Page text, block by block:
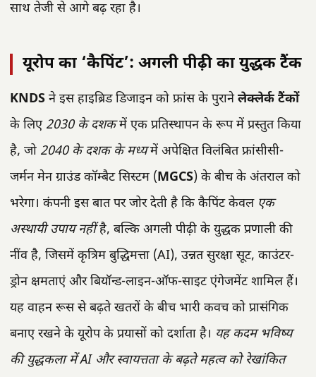
साथ तेजी से आगे बढ़ रहा है।
यूरोप का ‘कैपिंट’: अगली पीढ़ी का युद्धक टैंक
KNDS ने इस हाइब्रिड डिजाइन को फ्रांस के पुरानेलेक्लेर्क टैंकों
के लिए 2030 के दशकमें एक प्रतिस्थापन के रूप में प्रस्तुत किया
है, जो 2040 के दशक के मध्यमें अपेक्षित विलंबित फ्रांसीसी-
जर्मन मेन ग्राउंड कॉम्बैट सिस्टम (MGCS) के बीच के अंतराल को
भरेगा। कंपनी इस बात पर जोर देती है कि कैपिंट केवल एक
अस्थायी उपाय नहींहै, बल्कि अगली पीढ़ी के युद्धक प्रणाली की
नींव है, जिसमें कृत्रिम बुद्धिमत्ता (AI), उन्नत सुरक्षा सूट, काउंटर-
ड्रोन क्षमताएं और बियॉन्ड-लाइन-ऑफ-साइट एंगेजमेंट शामिल हैं।
यह वाहन रूस से बढ़ते खतरों के बीच भारी कवच को प्रासंगिक
बनाए रखने के यूरोप के प्रयासों को दर्शाता है। यह कदम भविष्य
की युद्धकला में AI और स्वायत्तता के बढ़ते महत्व को रेखांकित